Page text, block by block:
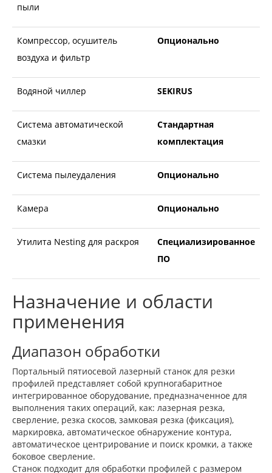
пыли
Компрессор, осушитель
воздуха и фильтр
Опционально
Водяной чиллер SEKIRUS
Система автоматической
смазки
Стандартная
комплектация
Система пылеудаления Опционально
Камера Опционально
Утилита Nesting для раскроя
Специализированное
ПО
Назначение и области
применения
Диапазон обработки
Портальный пятиосевой лазерный станок для резки
профилей представляет собой крупногабаритное
интегрированное оборудование, предназначенное для
выполнения таких операций, как: лазерная резка,
сверление, резка скосов, замковая резка (фиксация),
маркировка, автоматическое обнаружение контура,
автоматическое центрирование и поиск кромки, а также
боковое сверление.
Станок подходит для обработки профилей с размером